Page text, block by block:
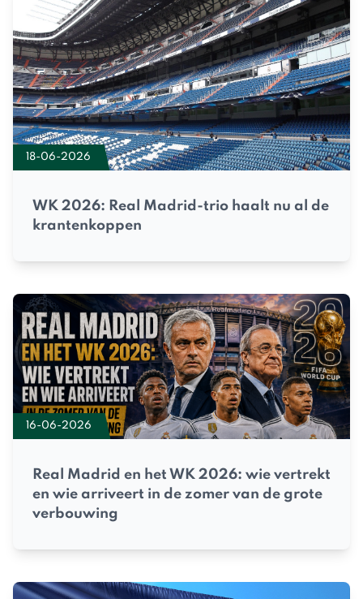
18-06-2026
WK 2026: Real Madrid-trio haalt nu al de
krantenkoppen
16-06-2026
Real Madrid en het WK 2026: wie vertrekt
en wie arriveert in de zomer van de grote
verbouwing